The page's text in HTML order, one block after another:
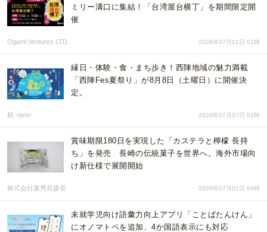
ミリー溝口に集結！「台湾屋台横丁」を期間限定開
催
Ogami Ventures LTD. 2026年07月21日 01時
縁日・体験・食・まち歩き！西陣地域の魅力満載
「西陣Fes夏祭り」が8月8日（土曜日）に開催決
定。
頼 -tano- 2026年07月07日 01時
賞味期限180日を実現した「カステラと檸檬 長持
ち」を発売 長崎の伝統菓子を世界へ。海外市場向
け新仕様で展開開始
株式会社菓秀苑森長 2026年07月01日 04時
未就学児向け語彙力向上アプリ「ことばたんけん」
にオノマトペを追加、4か国語表示にも対応